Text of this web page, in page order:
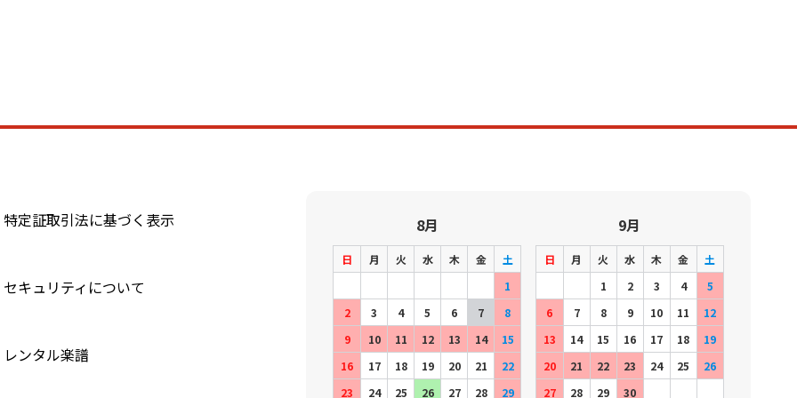
特定証取引法に基づく表示
セキュリティについて
レンタル楽譜
8月
日 月 火 水 木 金
土
1
2
3 4 5 6 7
8
9
10 11 12 13 14
15
16
17 18 19 20 21
22
23
24 25 26 27 28 29
9月
日 月 火 水 木 金
土
1
2 3 4
5
6
7 8 9 10 11
12
13
14 15 16 17 18
19
20
21 22 23 24 25
26
27
28 29 30